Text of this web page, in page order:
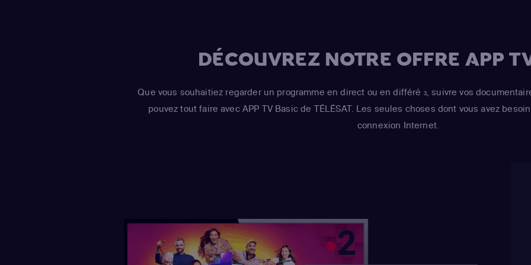
Risotto / Kirk
Maximilian von
Castellaneta
(Bart
Chalmers / Moe
DÉCOUVREZ NOTRE OFFRE APP
Que vous souhaitiez regarder un programme en direct ou en différé 3, suivre vos
pouvez tout faire avec APP TV Basic de TÉLÉSAT. Les seules choses dont vous avez
connexion Internet.